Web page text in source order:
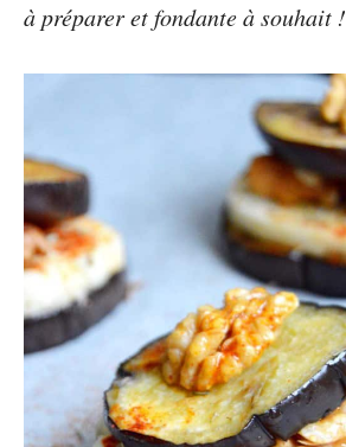
à préparer et fondante à souhait !